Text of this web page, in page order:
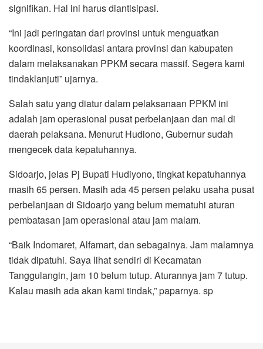
signifikan. Hal ini harus diantisipasi.
“Ini jadi peringatan dari provinsi untuk menguatkan
koordinasi, konsolidasi antara provinsi dan kabupaten
dalam melaksanakan PPKM secara massif. Segera kami
tindaklanjuti” ujarnya.
Salah satu yang diatur dalam pelaksanaan PPKM ini
adalah jam operasional pusat perbelanjaan dan mal di
daerah pelaksana. Menurut Hudiono, Gubernur sudah
mengecek data kepatuhannya.
Sidoarjo, jelas Pj Bupati Hudiyono, tingkat kepatuhannya
masih 65 persen. Masih ada 45 persen pelaku usaha pusat
perbelanjaan di Sidoarjo yang belum mematuhi aturan
pembatasan jam operasional atau jam malam.
“Baik Indomaret, Alfamart, dan sebagainya. Jam malamnya
tidak dipatuhi. Saya lihat sendiri di Kecamatan
Tanggulangin, jam 10 belum tutup. Aturannya jam 7 tutup.
Kalau masih ada akan kami tindak,” paparnya. sp